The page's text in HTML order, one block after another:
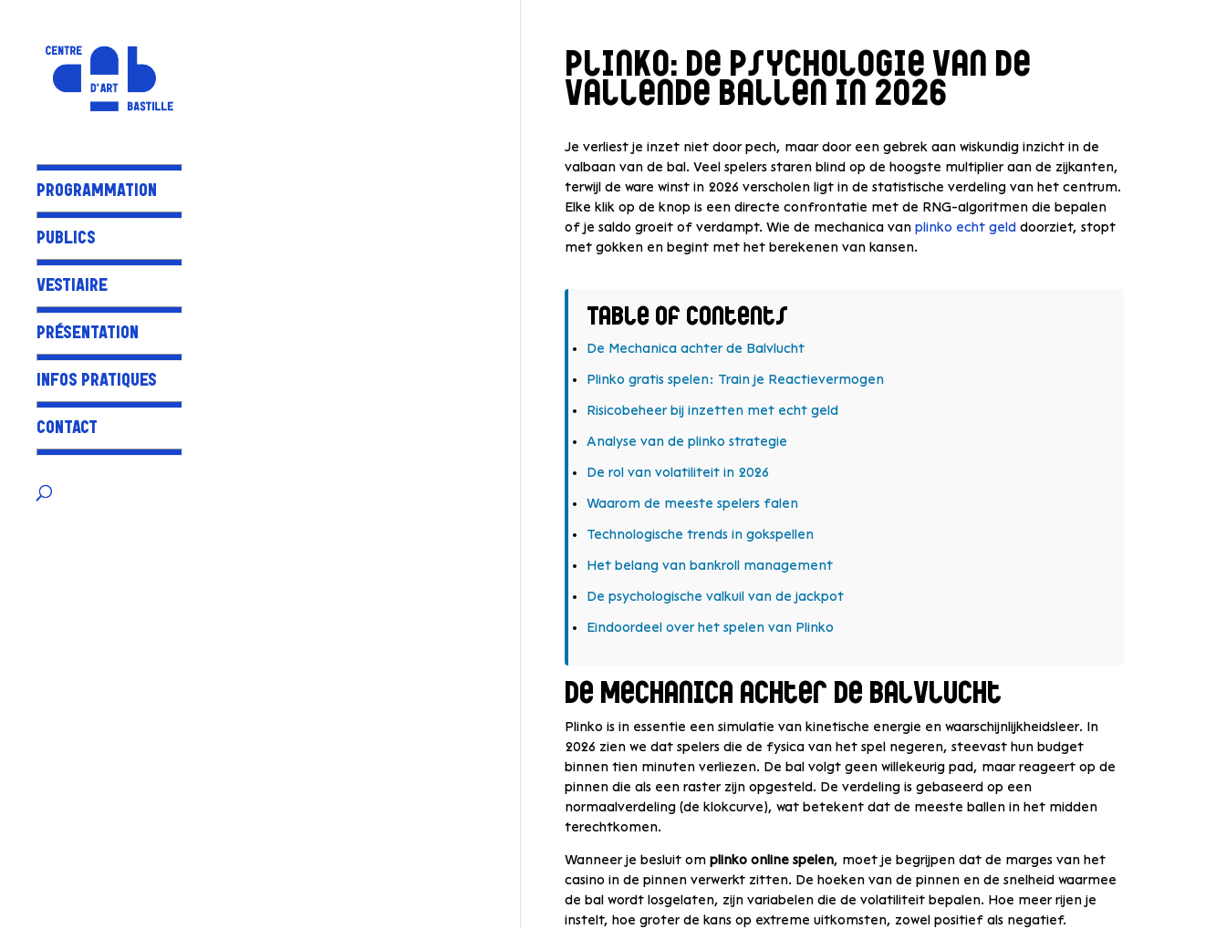
PROGRAMMATION
PUBLICS
VESTIAIRE
PRÉSENTATION
INFOS PRATIQUES
CONTACT
Plinko: De Psychologie van de
Vallende Ballen in 2026
Je verliest je inzet niet door pech, maar door een gebrek aan wiskundig inzicht in de
valbaan van de bal. Veel spelers staren blind op de hoogste multiplier aan de zijkanten,
terwijl de ware winst in 2026 verscholen ligt in de statistische verdeling van het centrum.
Elke klik op de knop is een directe confrontatie met de RNG-algoritmen die bepalen
of je saldo groeit of verdampt. Wie de mechanica van plinko echt geld doorziet, stopt
met gokken en begint met het berekenen van kansen.
Table of Contents
De Mechanica achter de Balvlucht
Plinko gratis spelen: Train je Reactievermogen
Risicobeheer bij inzetten met echt geld
Analyse van de plinko strategie
De rol van volatiliteit in 2026
Waarom de meeste spelers falen
Technologische trends in gokspellen
Het belang van bankroll management
De psychologische valkuil van de jackpot
Eindoordeel over het spelen van Plinko
De Mechanica achter de Balvlucht
Plinko is in essentie een simulatie van kinetische energie en waarschijnlijkheidsleer. In
2026 zien we dat spelers die de fysica van het spel negeren, steevast hun budget
binnen tien minuten verliezen. De bal volgt geen willekeurig pad, maar reageert op de
pinnen die als een raster zijn opgesteld. De verdeling is gebaseerd op een
normaalverdeling (de klokcurve), wat betekent dat de meeste ballen in het midden
terechtkomen.
Wanneer je besluit om plinko online spelen, moet je begrijpen dat de marges van het
casino in de pinnen verwerkt zitten. De hoeken van de pinnen en de snelheid waarmee
de bal wordt losgelaten, zijn variabelen die de volatiliteit bepalen. Hoe meer rijen je
instelt, hoe groter de kans op extreme uitkomsten, zowel positief als negatief.